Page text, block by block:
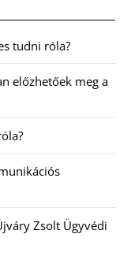
tudni róla?
előzhetőek meg a
Zsolt Ügyvédi